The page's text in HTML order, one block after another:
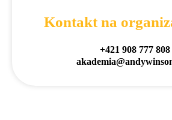
Kontakt na
+421 908 777 808